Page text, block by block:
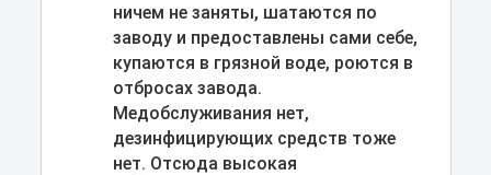
ничем не заняты, шатаются по
заводу и предоставлены сами себе,
купаются в грязной воде, роются в
отбросах завода.
Медобслуживания нет,
дезинфицирующих средств тоже
нет. Отсюда высокая